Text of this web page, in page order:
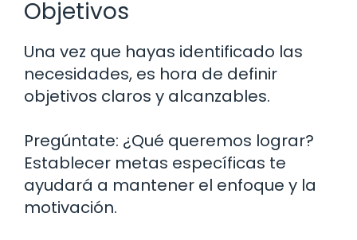
Objetivos
Una vez que hayas identificado las
necesidades, es hora de definir
objetivos claros y alcanzables.
Pregúntate: ¿Qué queremos lograr?
Establecer metas específicas te
ayudará a mantener el enfoque y la
motivación.